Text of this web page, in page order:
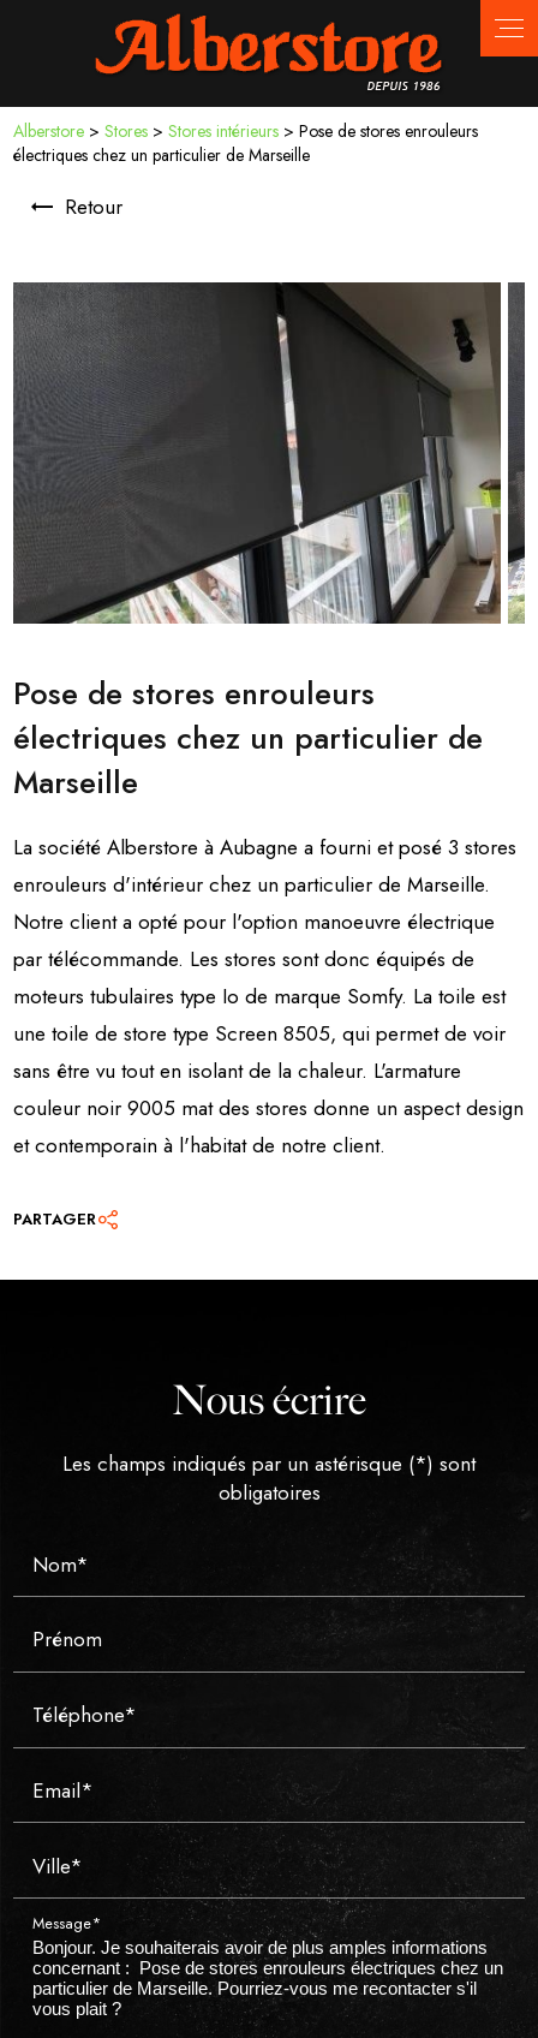
Alberstore >Stores >Stores intérieurs > Pose de stores enrouleurs
électriques chez un particulier de Marseille
Retour
Pose de stores enrouleurs
électriques chez un particulier de
Marseille
La société Alberstore à Aubagne a fourni et posé 3 stores
enrouleurs d'intérieur chez un particulier de Marseille.
Notre client a opté pour l'option manoeuvre électrique
par télécommande. Les stores sont donc équipés de
moteurs tubulaires type Io de marque Somfy. La toile est
une toile de store type Screen 8505, qui permet de voir
sans être vu tout en isolant de la chaleur. L'armature
couleur noir 9005 mat des stores donne un aspect design
et contemporain à l'habitat de notre client.
PARTAGER
Nous écrire
Les champs indiqués par un astérisque (*) sont
obligatoires
Nom*
Prénom
Téléphone*
Email*
Ville*
Message*
Panneau de gestion des cookies